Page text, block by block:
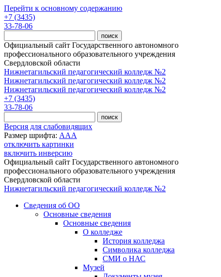
Перейти к основному содержанию
+7 (3435)
33-78-06
Официальный сайт Государственного автономного
профессионального образовательного учреждения
Свердловской области
Нижнетагильский педагогический колледж №2
Нижнетагильский педагогический колледж №2
Нижнетагильский педагогический колледж №2
+7 (3435)
33-78-06
Версия для слабовидящих
Размер шрифта: AAA
отключить картинки
включить инверсию
Официальный сайт Государственного автономного
профессионального образовательного учреждения
Свердловской области
Нижнетагильский педагогический колледж №2
Сведения об ОО
Основные сведения
Основные сведения
О колледже
История колледжа
Символика колледжа
СМИ о НАС
Музей